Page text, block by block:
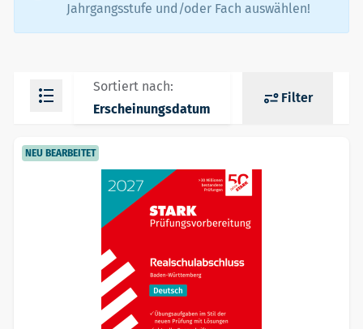
Jahrgangsstufe und/oder Fach auswählen!
Sortiert nach:
Erscheinungsdatum
Filter
NEU BEARBEITET